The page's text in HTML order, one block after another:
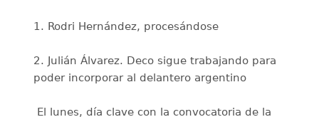
1. Rodri Hernández, procesándose
2. Julián Álvarez. Deco sigue trabajando para
poder incorporar al delantero argentino
️ El lunes, día clave con la convocatoria de la